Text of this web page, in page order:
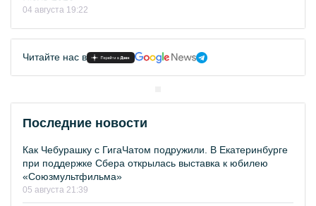
04 августа 19:22
Читайте нас в
Последние новости
Как Чебурашку с ГигаЧатом подружили. В Екатеринбурге
при поддержке Сбера открылась выставка к юбилею
«Союзмультфильма»
05 августа 21:39